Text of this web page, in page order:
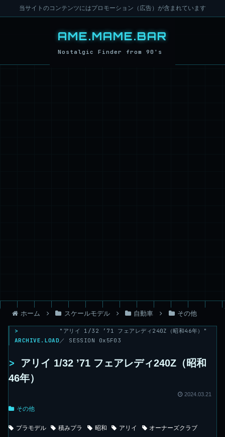
当サイトのコンテンツにはプロモーション（広告）が含まれています
ホーム スケールモデル 自動車 その他
>
ARCHIVE.LOAD
"アリイ 1/32 ’71 フェアレディ240Z（昭和46年）"
／ SESSION 0x5F03
>
アリイ 1/32 ’71 フェアレディ240Z（昭和
46年）
2024.03.21
その他
プラモデル 積みプラ 昭和 アリイ オーナーズクラブ